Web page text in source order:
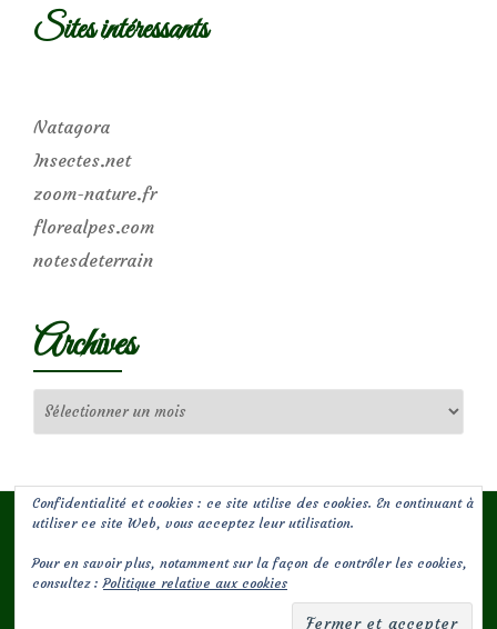
Sites intéressants
Natagora
Insectes.net
zoom-nature.fr
florealpes.com
notesdeterrain
Archives
(c) Les Jardins de Malorie
Menu
envelope-
Confidentialité et cookies : ce site utilise des cookies. En continuant à
utiliser ce site Web, vous acceptez leur utilisation.
Pour en savoir plus, notamment sur la façon de contrôler les cookies,
consultez :Politique relative aux cookies